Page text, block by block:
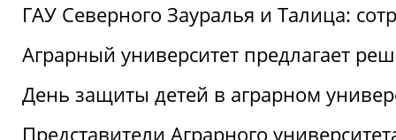
ГАУ Северного Зауралья и Талица:
Аграрный университет предлагает
День защиты детей в аграрном
Представители Аграрного